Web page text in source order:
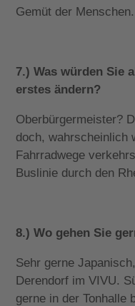
Gemüt der Menschen.
7.) Was würden Sie
erstes ändern?
Oberbürgermeister?
doch, wahrscheinlich
Fahrradwege
Buslinie durch den
8.) Wo gehen Sie
Sehr gerne
Derendorf im VIVU.
gerne in der Tonhalle